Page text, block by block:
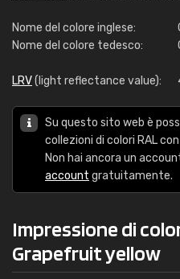
Nome del colore inglese:
Nome del colore tedesco:
LRV(light reflectance value):
Su questo sito web è
collezioni di colori RAL
Non hai ancora un
account gratuitamente.
Impressione di
Grapefruit yellow